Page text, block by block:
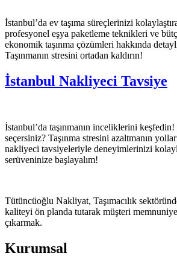
İstanbul’da ev taşıma süreçlerinizi
profesyonel eşya paketleme teknikleri ve
ekonomik taşınma çözümleri hakkında
Taşınmanın stresini ortadan kaldırın!
İstanbul Nakliyeci Tavsiye
İstanbul’da taşınmanın inceliklerini
seçersiniz? Taşınma stresini azaltmanın
nakliyeci tavsiyeleriyle deneyimlerinizi
serüveninize başlayalım!
Tütüncüoğlu Nakliyat, Taşımacılık
kaliteyi ön planda tutarak müşteri
çıkarmak.
Kurumsal